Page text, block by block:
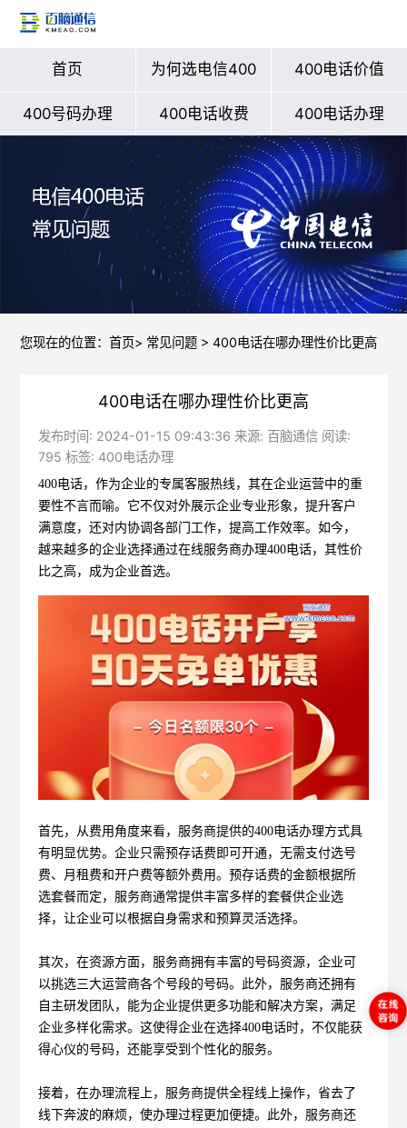
首页 为何选电信400 400电话价值
400号码办理 400电话收费 400电话办理
您现在的位置： 首页> 常见问题> 400电话在哪办理性价比更高
400电话在哪办理性价比更高
发布时间: 2024-01-15 09:43:36 来源: 百脑通信 阅读:
795 标签: 400电话办理
400电话，作为企业的专属客服热线，其在企业运营中的重
要性不言而喻。它不仅对外展示企业专业形象，提升客户
满意度，还对内协调各部门工作，提高工作效率。如今，
越来越多的企业选择通过在线服务商办理400电话，其性价
比之高，成为企业首选。
首先，从费用角度来看，服务商提供的400电话办理方式具
有明显优势。企业只需预存话费即可开通，无需支付选号
费、月租费和开户费等额外费用。预存话费的金额根据所
选套餐而定，服务商通常提供丰富多样的套餐供企业选
择，让企业可以根据自身需求和预算灵活选择。
其次，在资源方面，服务商拥有丰富的号码资源，企业可
以挑选三大运营商各个号段的号码。此外，服务商还拥有
自主研发团队，能为企业提供更多功能和解决方案，满足
企业多样化需求。这使得企业在选择400电话时，不仅能获
得心仪的号码，还能享受到个性化的服务。
接着，在办理流程上，服务商提供全程线上操作，省去了
线下奔波的麻烦，使办理过程更加便捷。此外，服务商还